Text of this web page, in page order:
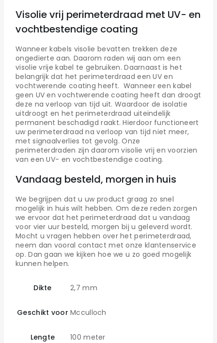
Visolie vrij perimeterdraad met UV- en
vochtbestendige coating
Wanneer kabels visolie bevatten trekken deze
ongedierte aan. Daarom raden wij aan om een
visolie vrije kabel te gebruiken. Daarnaast is het
belangrijk dat het perimeterdraad een UV en
vochtwerende coating heeft. Wanneer een kabel
geen UV en vochtwerende coating heeft dan droogt
deze na verloop van tijd uit. Waardoor de isolatie
uitdroogt en het perimeterdraad uiteindelijk
permanent beschadigd raakt. Hierdoor functioneert
uw perimeterdraad na verloop van tijd niet meer,
met signaalverlies tot gevolg. Onze
perimeterdraden zijn daarom visolie vrij en voorzien
van een UV- en vochtbestendige coating.
Vandaag besteld, morgen in huis
We begrijpen dat u uw product graag zo snel
mogelijk in huis wilt hebben. Om deze reden zorgen
we ervoor dat het perimeterdraad dat u vandaag
voor vier uur besteld, morgen bij u geleverd wordt.
Mocht u vragen hebben over het perimeterdraad,
neem dan vooral contact met onze klantenservice
op. Dan gaan we kijken hoe we u zo goed mogelijk
kunnen helpen.
Dikte 2,7 mm
Geschikt voor Mcculloch
Lengte 100 meter